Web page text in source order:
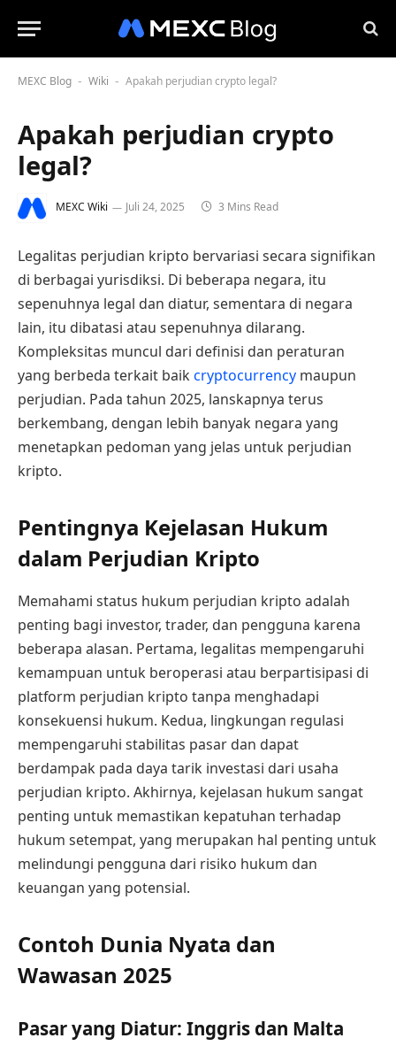
MEXC Blog - Wiki - Apakah perjudian crypto legal?
Apakah perjudian crypto
legal?
MEXC Wiki Juli 24, 2025 3 Mins Read
Legalitas perjudian kripto bervariasi secara signifikan
di berbagai yurisdiksi. Di beberapa negara, itu
sepenuhnya legal dan diatur, sementara di negara
lain, itu dibatasi atau sepenuhnya dilarang.
Kompleksitas muncul dari definisi dan peraturan
yang berbeda terkait baik cryptocurrency maupun
perjudian. Pada tahun 2025, lanskapnya terus
berkembang, dengan lebih banyak negara yang
menetapkan pedoman yang jelas untuk perjudian
kripto.
Pentingnya Kejelasan Hukum
dalam Perjudian Kripto
Memahami status hukum perjudian kripto adalah
penting bagi investor, trader, dan pengguna karena
beberapa alasan. Pertama, legalitas mempengaruhi
kemampuan untuk beroperasi atau berpartisipasi di
platform perjudian kripto tanpa menghadapi
konsekuensi hukum. Kedua, lingkungan regulasi
mempengaruhi stabilitas pasar dan dapat
berdampak pada daya tarik investasi dari usaha
perjudian kripto. Akhirnya, kejelasan hukum sangat
penting untuk memastikan kepatuhan terhadap
hukum setempat, yang merupakan hal penting untuk
melindungi pengguna dari risiko hukum dan
keuangan yang potensial.
Contoh Dunia Nyata dan
Wawasan 2025
Pasar yang Diatur: Inggris dan Malta